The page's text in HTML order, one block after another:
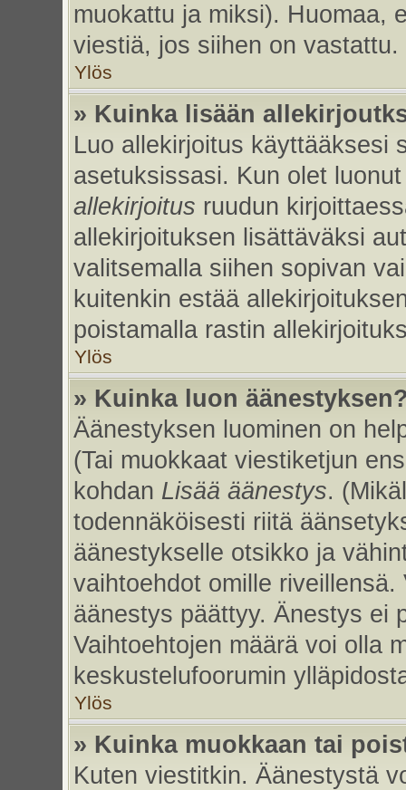
muokattu ja miksi). Huomaa,
viestiä, jos siihen on vastattu.
Ylös
» Kuinka lisään
Luo allekirjoitus käyttääksesi
asetuksissasi. Kun olet
allekirjoitus ruudun
allekirjoituksen lisättäväksi
valitsemalla siihen sopivan
kuitenkin estää
poistamalla rastin
Ylös
» Kuinka luon
Äänestyksen luominen on
(Tai muokkaat viestiketjun
kohdan Lisää äänestys.
todennäköisesti riitä
äänestykselle otsikko ja
vaihtoehdot omille
äänestys päättyy. Änestys ei
Vaihtoehtojen määrä voi olla
keskustelufoorumin
Ylös
» Kuinka muokkaan tai
Kuten viestitkin. Äänestystä